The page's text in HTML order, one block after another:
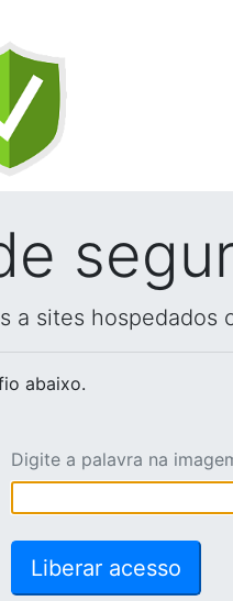
a sites hospedados
abaixo.
Digite a palavra na